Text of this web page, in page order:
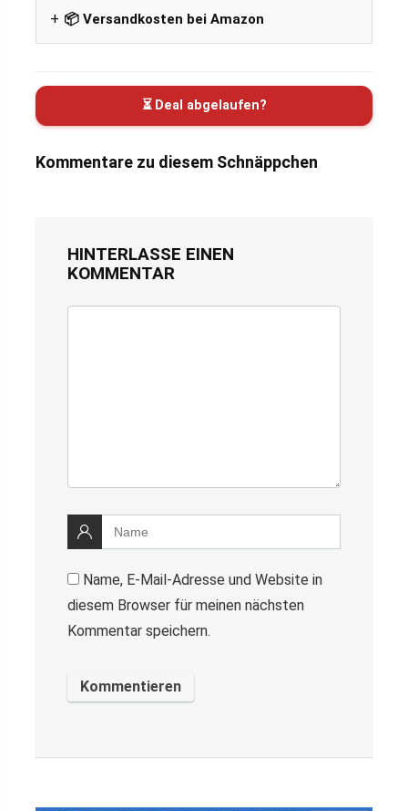
📦 Versandkosten bei Amazon
⏳ Deal abgelaufen?
Kommentare zu diesem Schnäppchen
HINTERLASSE EINEN
KOMMENTAR
Name, E-Mail-Adresse und Website in
diesem Browser für meinen nächsten
Kommentar speichern.